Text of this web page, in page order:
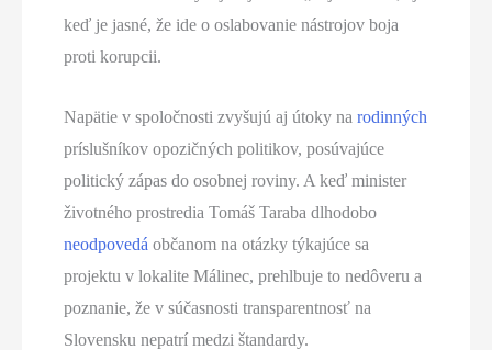
keď je jasné, že ide o oslabovanie nástrojov boja
proti korupcii.
Napätie v spoločnosti zvyšujú aj útoky narodinných
príslušníkov opozičných politikov, posúvajúce
politický zápas do osobnej roviny. A keď minister
životného prostredia Tomáš Taraba dlhodobo
neodpovedá občanom na otázky týkajúce sa
projektu v lokalite Málinec, prehlbuje to nedôveru a
poznanie, že v súčasnosti transparentnosť na
Slovensku nepatrí medzi štandardy.